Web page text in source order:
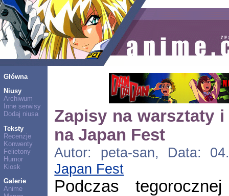
Główna
Niusy
Archiwum
Inne serwisy
Dodaj niusa
Teksty
Recenzje
Konwenty
Felietony
Humor
Kiosk
Galerie
Anime
Zapisy na warsztaty
na Japan Fest
Autor: peta-san, Data:
Japan Fest
Podczas